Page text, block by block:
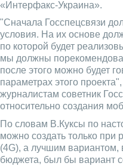
«Интерфакс-Украина».
"Сначала Госспецсвязи
условия. На их основе
по которой будет
мы должны
после этого можно будет
параметрах этого
журналистам советник
относительно создания
По словам В.Куксы по
можно создать только при
(4G), а лучшим вариантом,
бюджета, был бы вариант